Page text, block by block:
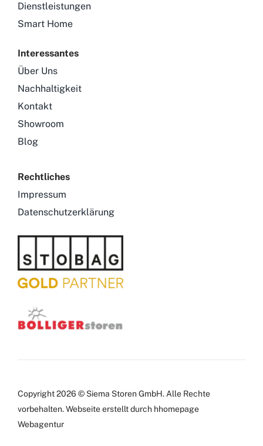
Dienstleistungen
Smart Home
Interessantes
Über Uns
Nachhaltigkeit
Kontakt
Showroom
Blog
Rechtliches
Impressum
Datenschutzerklärung
Copyright 2026 © Siema Storen GmbH. Alle Rechte
vorbehalten.Webseiteerstellt durch hhomepage
Webagentur